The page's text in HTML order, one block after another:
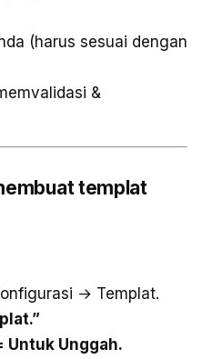
(harus sesuai dengan
&
templat
→ Templat.
Untuk Unggah.